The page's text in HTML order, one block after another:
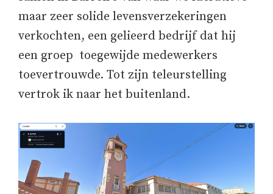
maar zeer solide levensverzekeringen
verkochten, een gelieerd bedrijf dat hij
een groep toegewijde medewerkers
toevertrouwde. Tot zijn teleurstelling
vertrok ik naar het buitenland.